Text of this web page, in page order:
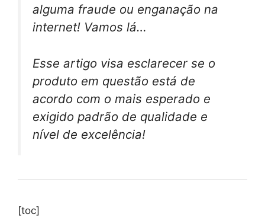
alguma fraude ou enganação na
internet! Vamos lá…
Esse artigo visa esclarecer se o
produto em questão está de
acordo com o mais esperado e
exigido padrão de qualidade e
nível de excelência!
[toc]